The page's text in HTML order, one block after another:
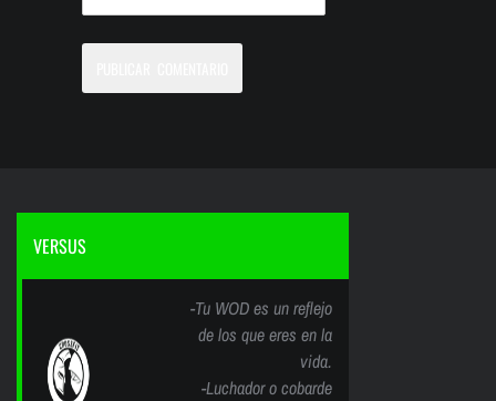
VERSUS
-Tu WOD es un reflejo
de los que eres en la
vida.
-Luchador o cobarde